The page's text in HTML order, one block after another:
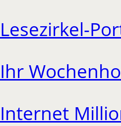
Lesezirkel-
Ihr
Internet